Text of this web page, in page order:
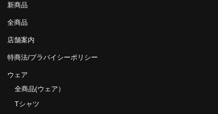
新商品
全商品
店舗案内
特商法/プラバイシーポリシー
ウェア
全商品(ウェア）
Tシャツ